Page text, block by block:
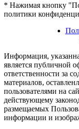
* Нажимая кнопку
политики
Информация,
является публичной
ответственности за
материалов,
пользователями на
действующему
размещаемых
информации и